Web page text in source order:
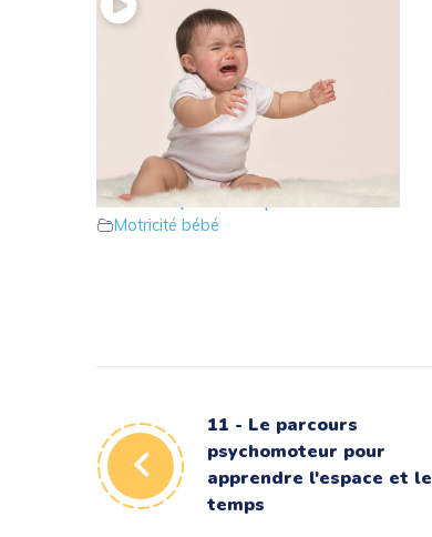
9 – Bébé est bloqué en position
assise ? Que faire pour l’aider ?
Motricité bébé
11 - Le parcours
psychomoteur pour
apprendre l'espace et le
temps